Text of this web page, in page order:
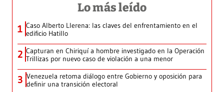
Lo más leído
1 Caso Alberto Llerena: las claves del enfrentamiento en el
edificio Hatillo
2 Capturan en Chiriquí a hombre investigado en la Operación
Trillizas por nuevo caso de violación a una menor
3 Venezuela retoma diálogo entre Gobierno y oposición para
definir una transición electoral